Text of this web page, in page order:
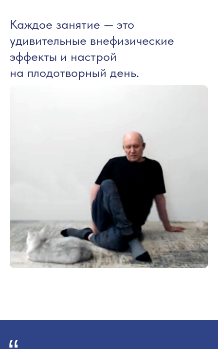
Каждое занятие — это
удивительные внефизические
эффекты и настрой
на плодотворный день.